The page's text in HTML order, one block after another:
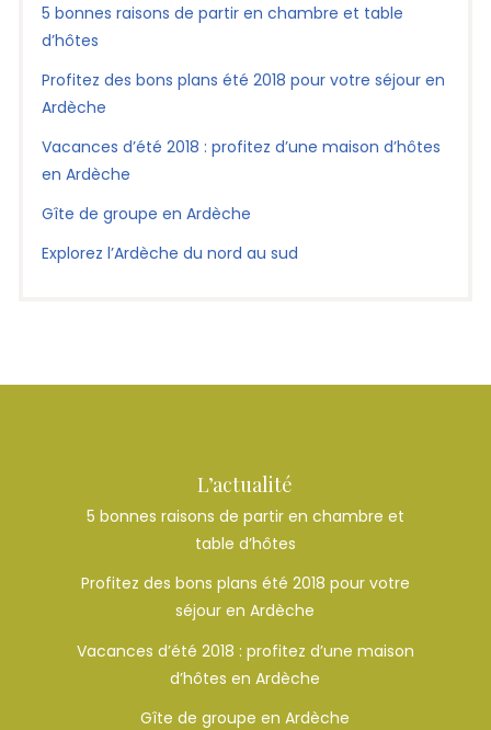
5 bonnes raisons de partir en chambre et table
d’hôtes
Profitez des bons plans été 2018 pour votre séjour en
Ardèche
Vacances d’été 2018 : profitez d’une maison d’hôtes
en Ardèche
Gîte de groupe en Ardèche
Explorez l’Ardèche du nord au sud
L’actualité
5 bonnes raisons de partir en chambre et
table d’hôtes
Profitez des bons plans été 2018 pour votre
séjour en Ardèche
Vacances d’été 2018 : profitez d’une maison
d’hôtes en Ardèche
Gîte de groupe en Ardèche